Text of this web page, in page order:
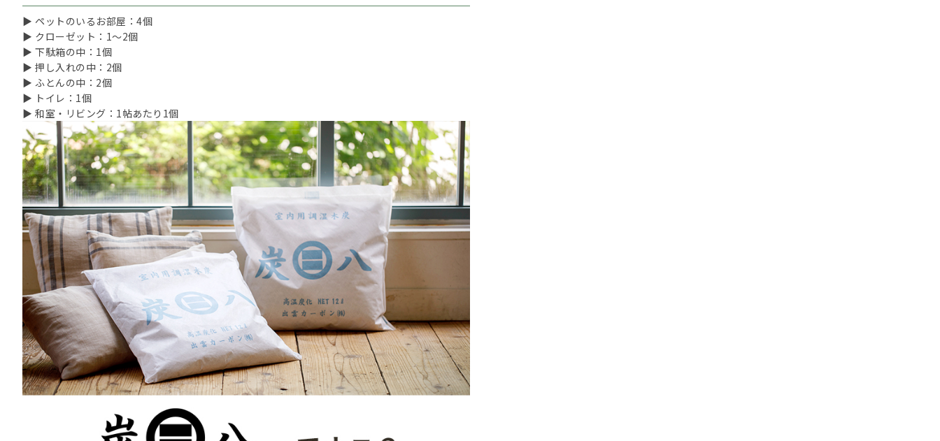
▶ ペットのいるお部屋：4個
▶ クローゼット：1～2個
▶ 下駄箱の中：1個
▶ 押し入れの中：2個
▶ ふとんの中：2個
▶ トイレ：1個
▶ 和室・リビング：1帖あたり1個